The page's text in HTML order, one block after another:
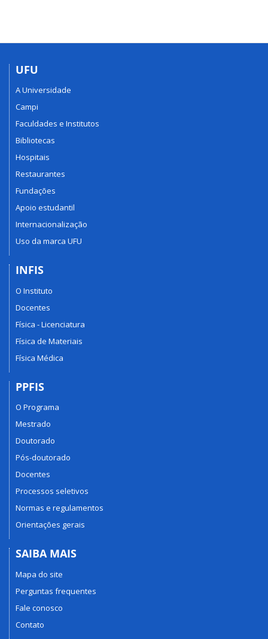
UFU
A Universidade
Campi
Faculdades e Institutos
Bibliotecas
Hospitais
Restaurantes
Fundações
Apoio estudantil
Internacionalização
Uso da marca UFU
INFIS
O Instituto
Docentes
Física - Licenciatura
Física de Materiais
Física Médica
PPFIS
O Programa
Mestrado
Doutorado
Pós-doutorado
Docentes
Processos seletivos
Normas e regulamentos
Orientações gerais
SAIBA MAIS
Mapa do site
Perguntas frequentes
Fale conosco
Contato